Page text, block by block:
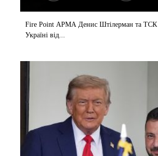
Fire Point АРМА Денис Штілерман та
Україні від...